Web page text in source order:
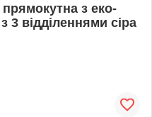
з еко-
3 відділеннями сіра